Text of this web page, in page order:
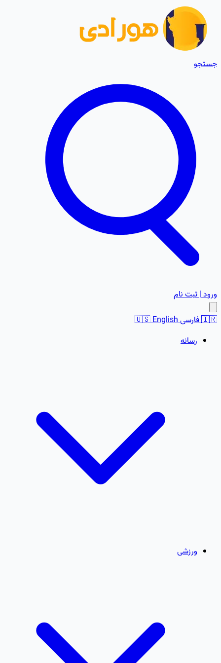
جستجو
ورود | ثبت نام
🇮🇷فارسی 🇺🇸English
رسانه
ورزشی